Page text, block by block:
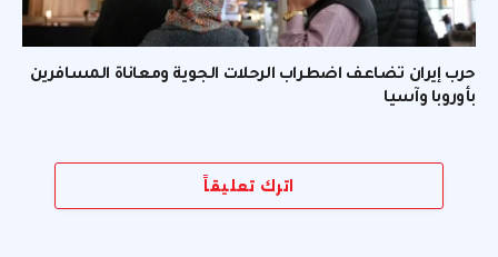
حرب إيران تضاعف اضطراب الرحلات الجوية ومعاناة المسافرين
بأوروبا وآسيا
اترك تعليقاً